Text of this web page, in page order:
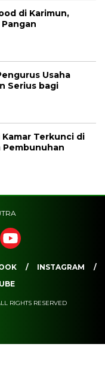
di Karimun,
Usaha
Serius bagi
Terkunci di
Pembunuhan
INSTAGRAM
RIGHTS RESERVED